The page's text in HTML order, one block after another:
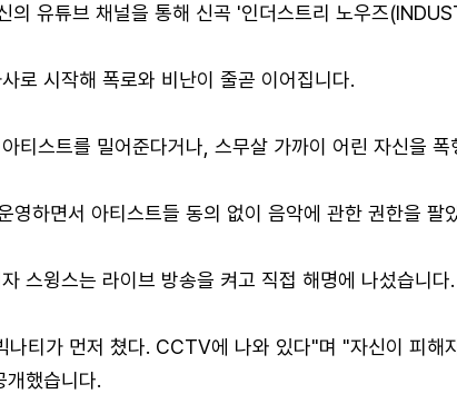
의 유튜브 채널을 통해 신곡 '인더스트리 노우즈
로 시작해 폭로와 비난이 줄곧 이어집니다.
티스트를 밀어준다거나, 스무살 가까이 어린 자신을
영하면서 아티스트들 동의 없이 음악에 관한 권한을 팔
스윙스는 라이브 방송을 켜고 직접 해명에 나섰습니다.
나티가 먼저 쳤다. CCTV에 나와 있다"며 "자신이 피
개했습니다.